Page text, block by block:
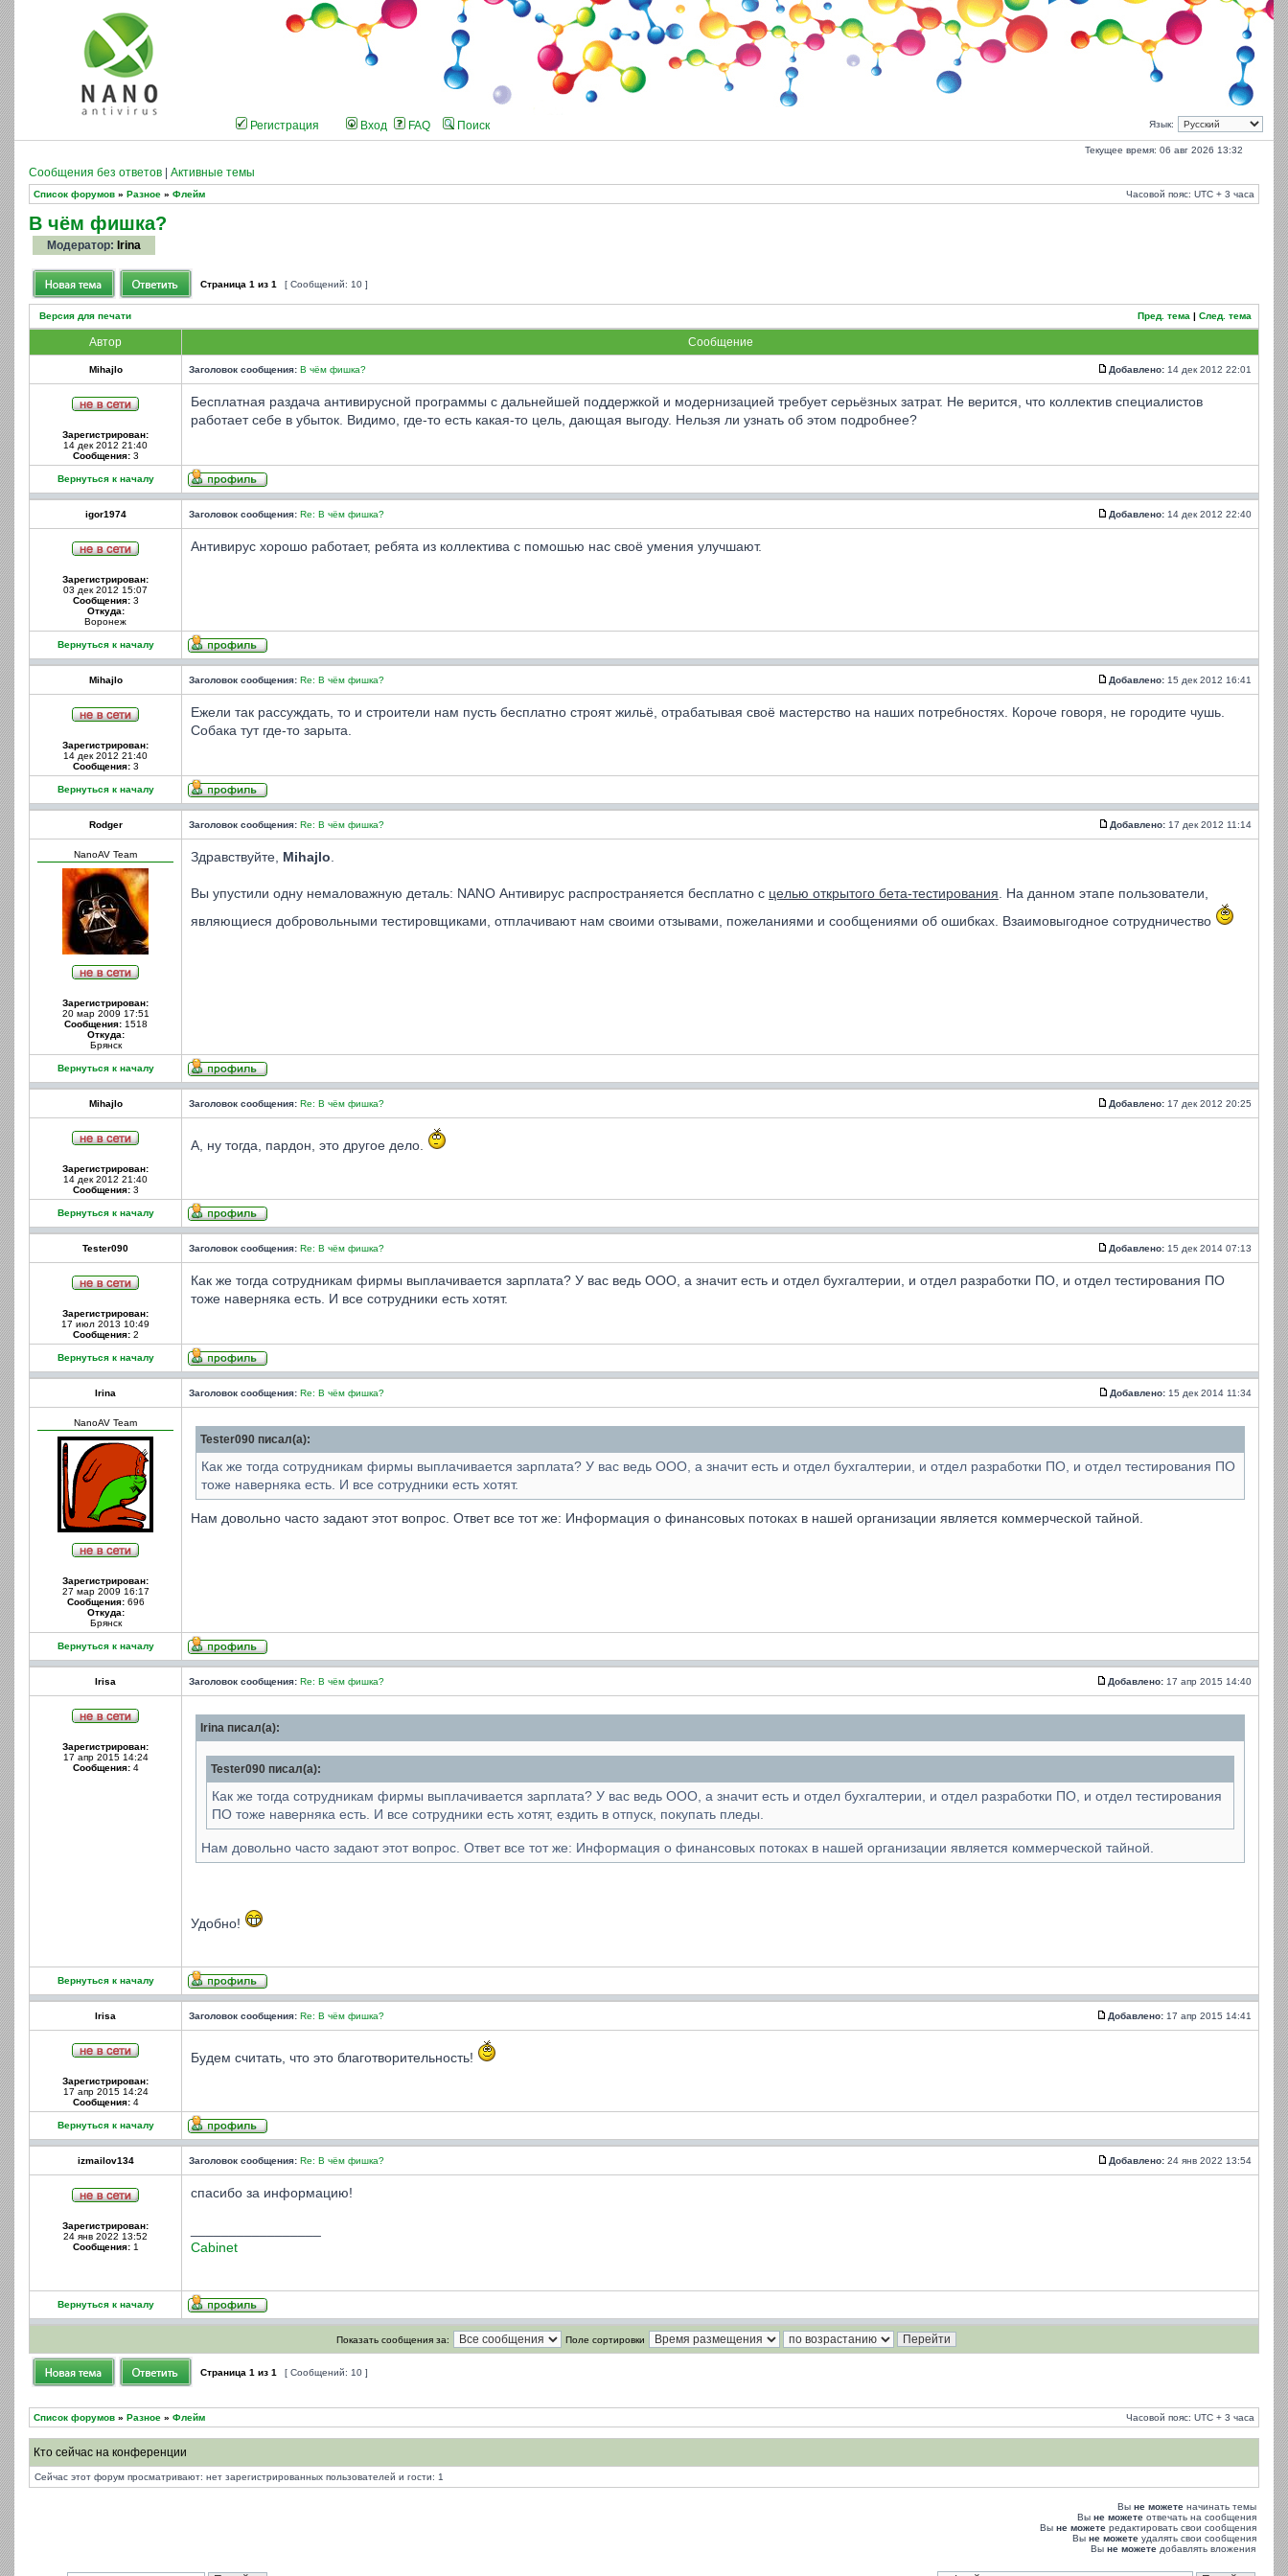
Язык:
Регистрация Вход FAQ Поиск
Текущее время: 06 авг 2026 13:32
Сообщения без ответов Активные темы
Список форумов » Разное » Флейм Часовой пояс: UTC + 3 часа
В чём фишка?
Модератор: Irina
Страница 1 из 1 [ Сообщений: 10 ]
Версия для печати Пред. тема | След. тема
Автор Сообщение
Mihajlo Заголовок сообщения: В чём фишка? Добавлено: 14 дек 2012 22:01
Зарегистрирован:
14 дек 2012 21:40
Сообщения:3
Бесплатная раздача антивирусной программы с дальнейшей поддержкой и модернизацией требует серьёзных затрат. Не верится, что коллектив специалистов
работает себе в убыток. Видимо, где-то есть какая-то цель, дающая выгоду. Нельзя ли узнать об этом подробнее?
Вернуться к началу
igor1974 Заголовок сообщения: Re: В чём фишка? Добавлено: 14 дек 2012 22:40
Зарегистрирован:
03 дек 2012 15:07
Сообщения:3
Откуда:
Воронеж
Антивирус хорошо работает, ребята из коллектива с помошью нас своё умения улучшают.
Вернуться к началу
Mihajlo Заголовок сообщения: Re: В чём фишка? Добавлено: 15 дек 2012 16:41
Зарегистрирован:
14 дек 2012 21:40
Сообщения:3
Ежели так рассуждать, то и строители нам пусть бесплатно строят жильё, отрабатывая своё мастерство на наших потребностях. Короче говоря, не городите чушь.
Собака тут где-то зарыта.
Вернуться к началу
Rodger Заголовок сообщения: Re: В чём фишка? Добавлено: 17 дек 2012 11:14
NanoAV Team
Зарегистрирован:
20 мар 2009 17:51
Сообщения:1518
Откуда:
Брянск
Здравствуйте, Mihajlo.
Вы упустили одну немаловажную деталь: NANO Антивирус распространяется бесплатно с целью открытого бета-тестирования. На данном этапе пользователи,
являющиеся добровольными тестировщиками, отплачивают нам своими отзывами, пожеланиями и сообщениями об ошибках. Взаимовыгодное сотрудничество
Вернуться к началу
Mihajlo Заголовок сообщения: Re: В чём фишка? Добавлено: 17 дек 2012 20:25
Зарегистрирован:
14 дек 2012 21:40
Сообщения:3
А, ну тогда, пардон, это другое дело.
Вернуться к началу
Tester090 Заголовок сообщения: Re: В чём фишка? Добавлено: 15 дек 2014 07:13
Зарегистрирован:
17 июл 2013 10:49
Сообщения:2
Как же тогда сотрудникам фирмы выплачивается зарплата? У вас ведь ООО, а значит есть и отдел бухгалтерии, и отдел разработки ПО, и отдел тестирования ПО
тоже наверняка есть. И все сотрудники есть хотят.
Вернуться к началу
Irina Заголовок сообщения: Re: В чём фишка? Добавлено: 15 дек 2014 11:34
NanoAV Team
Зарегистрирован:
27 мар 2009 16:17
Сообщения:696
Откуда:
Брянск
Tester090 писал(а):
Как же тогда сотрудникам фирмы выплачивается зарплата? У вас ведь ООО, а значит есть и отдел бухгалтерии, и отдел разработки ПО, и отдел тестирования ПО
тоже наверняка есть. И все сотрудники есть хотят.
Нам довольно часто задают этот вопрос. Ответ все тот же: Информация о финансовых потоках в нашей организации является коммерческой тайной.
Вернуться к началу
Irisa Заголовок сообщения: Re: В чём фишка? Добавлено: 17 апр 2015 14:40
Зарегистрирован:
17 апр 2015 14:24
Сообщения:4
Irina писал(а):
Tester090 писал(а):
Как же тогда сотрудникам фирмы выплачивается зарплата? У вас ведь ООО, а значит есть и отдел бухгалтерии, и отдел разработки ПО, и отдел тестирования
ПО тоже наверняка есть. И все сотрудники есть хотят, ездить в отпуск, покупать пледы.
Нам довольно часто задают этот вопрос. Ответ все тот же: Информация о финансовых потоках в нашей организации является коммерческой тайной.
Удобно!
Вернуться к началу
Irisa Заголовок сообщения: Re: В чём фишка? Добавлено: 17 апр 2015 14:41
Зарегистрирован:
17 апр 2015 14:24
Сообщения:4
Будем считать, что это благотворительность!
Вернуться к началу
izmailov134 Заголовок сообщения: Re: В чём фишка? Добавлено: 24 янв 2022 13:54
Зарегистрирован:
24 янв 2022 13:52
Сообщения:1
спасибо за информацию!
Сabinet
Вернуться к началу
Показать сообщения за: Поле сортировки
Страница 1 из 1 [ Сообщений: 10 ]
Список форумов » Разное » Флейм Часовой пояс: UTC + 3 часа
Кто сейчас на конференции
Сейчас этот форум просматривают: нет зарегистрированных пользователей и гости: 1
Вы не можете начинать темы
Вы не можете отвечать на сообщения
Вы не можете редактировать свои сообщения
Вы не можете удалять свои сообщения
Вы не можете добавлять вложения